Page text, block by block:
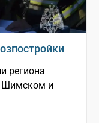
региона
Шимском и